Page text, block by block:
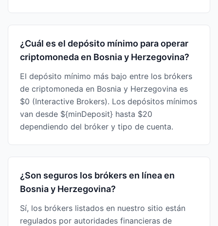
¿Cuál es el depósito mínimo para operar
criptomoneda en Bosnia y Herzegovina?
El depósito mínimo más bajo entre los brókers
de criptomoneda en Bosnia y Herzegovina es
$0 (Interactive Brokers). Los depósitos mínimos
van desde ${minDeposit} hasta $20
dependiendo del bróker y tipo de cuenta.
¿Son seguros los brókers en línea en
Bosnia y Herzegovina?
Sí, los brókers listados en nuestro sitio están
regulados por autoridades financieras de